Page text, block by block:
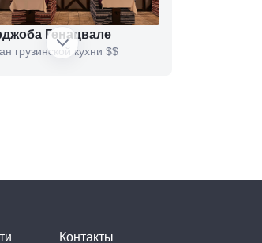
Генацвале
грузинской кухни $$
Контакты